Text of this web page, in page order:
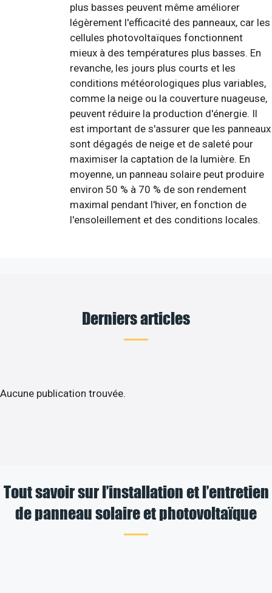
plus basses peuvent même améliorer
légèrement l'efficacité des panneaux, car les
cellules photovoltaïques fonctionnent
mieux à des températures plus basses. En
revanche, les jours plus courts et les
conditions météorologiques plus variables,
comme la neige ou la couverture nuageuse,
peuvent réduire la production d'énergie. Il
est important de s'assurer que les panneaux
sont dégagés de neige et de saleté pour
maximiser la captation de la lumière. En
moyenne, un panneau solaire peut produire
environ 50 % à 70 % de son rendement
maximal pendant l'hiver, en fonction de
l'ensoleillement et des conditions locales.
Derniers articles
Aucune publication trouvée.
Tout savoir sur l’installation et l’entretien
de panneau solaire et photovoltaïque